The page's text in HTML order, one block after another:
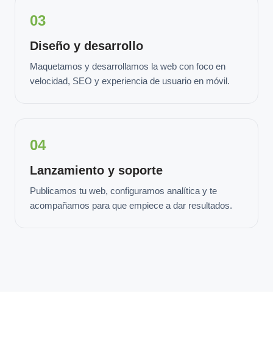
03
Diseño y desarrollo
Maquetamos y desarrollamos la web con foco en
velocidad, SEO y experiencia de usuario en móvil.
04
Lanzamiento y soporte
Publicamos tu web, configuramos analítica y te
acompañamos para que empiece a dar resultados.